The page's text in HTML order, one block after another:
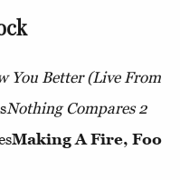
You Better (Live From
Nothing Compares 2
Making A Fire, Foo